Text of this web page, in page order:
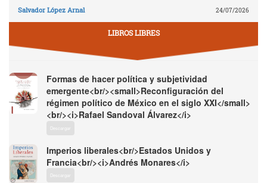
Salvador López Arnal 24/07/2026
LIBROS LIBRES
Formas de hacer política y subjetividad
emergente<br/><small>Reconfiguración del
régimen político de México en el siglo XXI</small>
<br/><i>Rafael Sandoval Álvarez</i>
Descargar
Imperios liberales<br/>Estados Unidos y
Francia<br/><i>Andrés Monares</i>
Descargar